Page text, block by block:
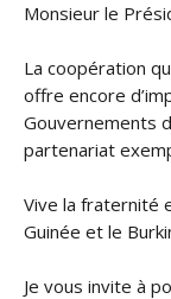
Monsieur le
La coopération
offre encore
Gouvernements
partenariat
Vive la fraternité
Guinée et le
Je vous invite à